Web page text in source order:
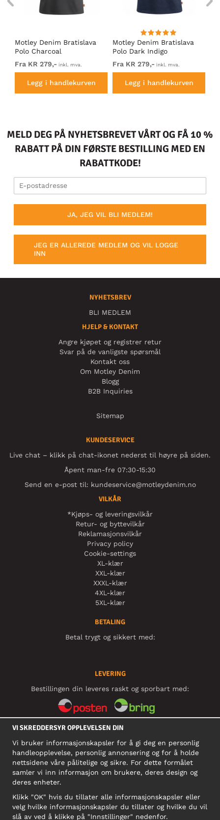
Motley Denim Bratislava
Polo Charcoal
Fra KR 279,- inkl. mva.
Legg i handlekurven
Motley Denim Bratislava
Polo Dark Indigo
Fra KR 279,- inkl. mva.
Legg i handlekurven
MELD DEG PÅ NYHETSBREVET VÅRT OG FÅ 10 %
RABATT PÅ DIN FØRSTE BESTILLING MED EN
RABATTKODE!
JA, JEG VIL BLI MEDLEM!
JEG ER ALLEREDE MEDLEM OG VIL LOGGE
INN
NYHETSBREV
BLI MEDLEM
HJELP & KONTAKT
Angre kjøpet og registrer retur
Svar på de vanligste spørsmål
Kontakt oss
Om Motley Denim
Blogg
B2B Inquiries
Sitemap
KUNDESERVICE
Live chat – klikk på chat-ikonet nederst til høyre på siden.
Åpent man-fre 07:30-15:30
Send en e-post til: kundeservice@motleydenim.no
VILKÅR
*Kjøps- og leveringsvilkår
Retur- og byttevilkår
Reklamasjonsvilkår
Privacy policy
Cookie-settings
XL-klær
XXL-klær
XXXL-klær
4XL-klær
5XL-klær
BETALING
Betal trygt og sikkert med:
LEVERING
Bestillingen din leveres raskt og sporbart med:
SOSIALE MEDIER
BEDRIFT
911 891 581 MVA
NB! Ikke bruk denne adressen til å sende produkter i retur!
VI SKREDDERSYR OPPLEVELSEN DIN
Vi bruker informasjonskapsler for å gi deg en personlig
handleopplevelse, personlig annonsering og for å holde
nettsidene våre pålitelige og sikre. For dette formålet
samler vi inn informasjon om brukere, deres design og
deres enheter.
Klikk "OK" hvis du tillater alle informasjonskapsler eller
velg hvilke informasjonskapsler du tillater og hvilke du vil
slå av ved å klikke på "Innstillinger" nedenfor.